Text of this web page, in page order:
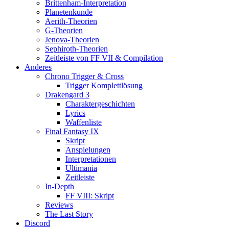
Brittenham-Interpretation
Planetenkunde
Aerith-Theorien
G-Theorien
Jenova-Theorien
Sephiroth-Theorien
Zeitleiste von FF VII & Compilation
Anderes
Chrono Trigger & Cross
Trigger Komplettlösung
Drakengard 3
Charaktergeschichten
Lyrics
Waffenliste
Final Fantasy IX
Skript
Anspielungen
Interpretationen
Ultimania
Zeitleiste
In-Depth
FF VIII: Skript
Reviews
The Last Story
Discord